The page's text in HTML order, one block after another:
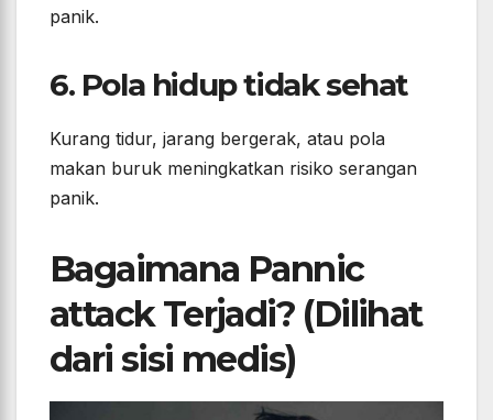
panik.
6. Pola hidup tidak sehat
Kurang tidur, jarang bergerak, atau pola
makan buruk meningkatkan risiko serangan
panik.
Bagaimana Pannic
attack Terjadi? (Dilihat
dari sisi medis)